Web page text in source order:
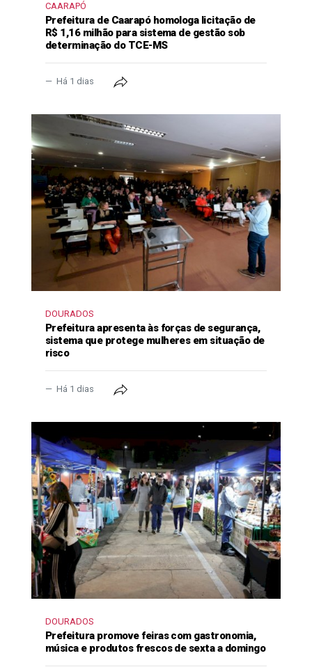
CAARAPÓ
Prefeitura de Caarapó homologa licitação de
R$ 1,16 milhão para sistema de gestão sob
determinação do TCE-MS
Há 1 dias
DOURADOS
Prefeitura apresenta às forças de segurança,
sistema que protege mulheres em situação de
risco
Há 1 dias
DOURADOS
Prefeitura promove feiras com gastronomia,
música e produtos frescos de sexta a domingo